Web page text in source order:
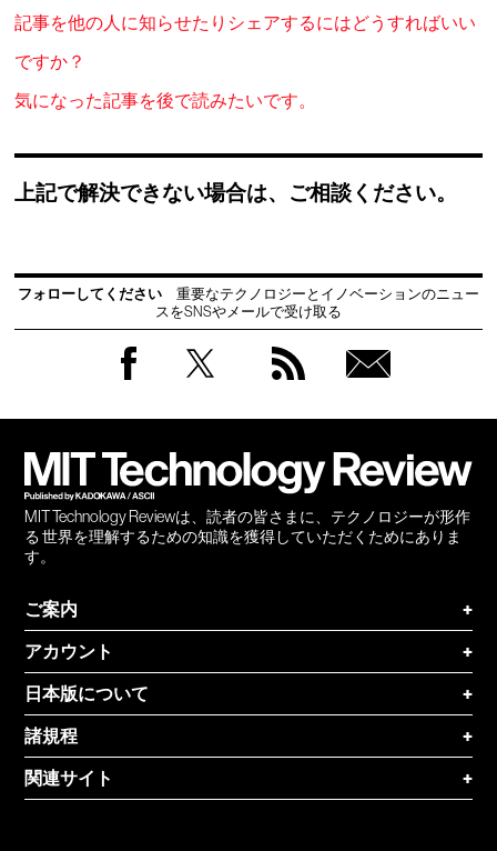
記事を他の人に知らせたりシェアするにはどうすればいい
ですか？
気になった記事を後で読みたいです。
上記で解決できない場合は、ご相談ください。
フォローしてください
重要なテクノロジーとイノベーションのニュー
スをSNSやメールで受け取る
MIT Technology Reviewは、読者の皆さまに、テクノロジーが形作
る 世界を理解するための知識を獲得していただくためにありま
す。
ご案内
+
アカウント
+
日本版について
+
諸規程
+
関連サイト
+